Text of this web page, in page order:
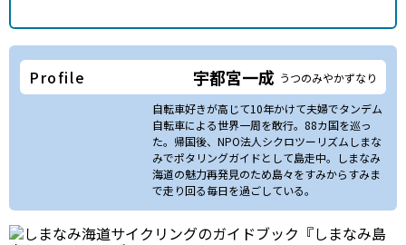
Profile 宇都宮一成 うつのみやかずなり
自転車好きが高じて10年かけて夫婦でタンデム
自転車による世界一周を敢行。88カ国を巡っ
た。帰国後、NPO法人シクロツーリズムしまな
みでポタリングガイドとして島走中。しまなみ
海道の魅力再発見のため島々をすみからすみま
で走り回る毎日を過ごしている。